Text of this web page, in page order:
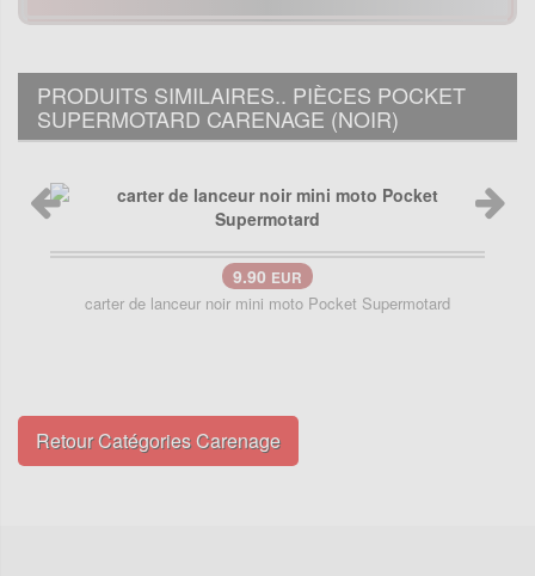
PRODUITS SIMILAIRES.. PIÈCES POCKET
SUPERMOTARD CARENAGE (NOIR)
9.90 EUR
carter de lanceur noir mini moto Pocket Supermotard
Retour Catégories Carenage